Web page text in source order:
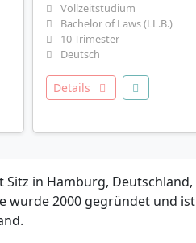
Sitz in Hamburg, Deutschland,
wurde 2000 gegründet und ist
Vollzeitstudium
Bachelor of Laws (LL.B.)
10 Trimester
Deutsch
Details